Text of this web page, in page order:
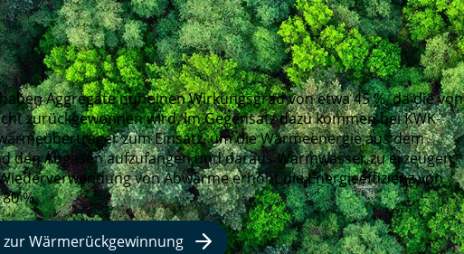
Aggregate nur einen Wirkungsgrad von etwa 45 %, da die von
zurückgewonnen wird. Im Gegensatz dazu kommen bei KWK-
zum Einsatz, um die Wärmeenergie aus dem
den Abgasen aufzufangen und daraus Warmwasser zu erzeugen.
von Abwärme erhöht die Energieeffizienz von
%.
Wärmerückgewinnung